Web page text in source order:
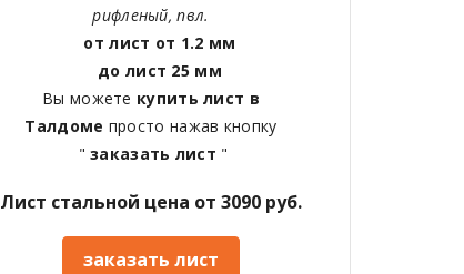
рифленый, пвл.
от лист от 1.2 мм
до лист 25 мм
Вы можете купить лист в
Талдоме просто нажав кнопку
"заказать лист "
Лист стальной цена от 3090 руб.
заказать лист